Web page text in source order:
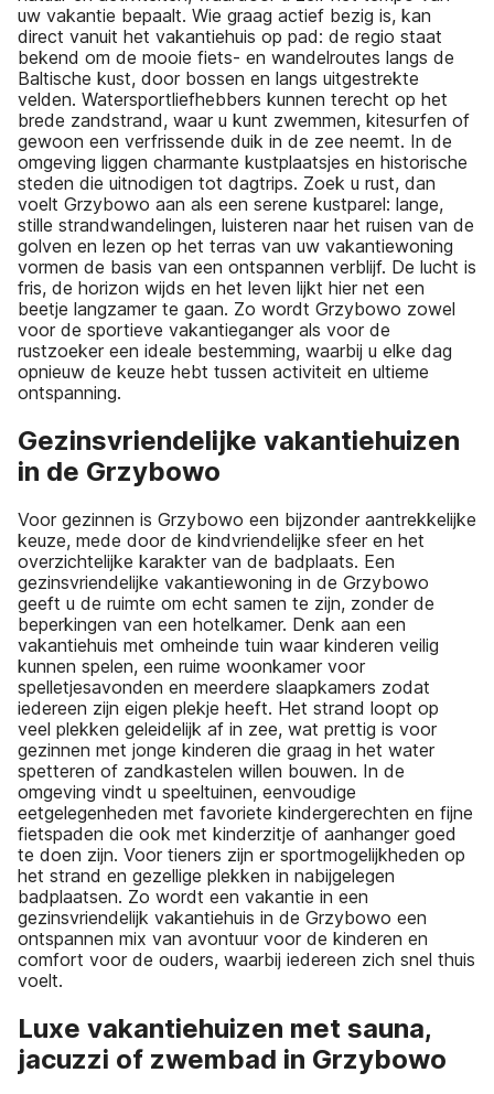
uw vakantie bepaalt. Wie graag actief bezig is, kan
direct vanuit het vakantiehuis op pad: de regio staat
bekend om de mooie fiets- en wandelroutes langs de
Baltische kust, door bossen en langs uitgestrekte
velden. Watersportliefhebbers kunnen terecht op het
brede zandstrand, waar u kunt zwemmen, kitesurfen of
gewoon een verfrissende duik in de zee neemt. In de
omgeving liggen charmante kustplaatsjes en historische
steden die uitnodigen tot dagtrips. Zoek u rust, dan
voelt Grzybowo aan als een serene kustparel: lange,
stille strandwandelingen, luisteren naar het ruisen van de
golven en lezen op het terras van uw vakantiewoning
vormen de basis van een ontspannen verblijf. De lucht is
fris, de horizon wijds en het leven lijkt hier net een
beetje langzamer te gaan. Zo wordt Grzybowo zowel
voor de sportieve vakantieganger als voor de
rustzoeker een ideale bestemming, waarbij u elke dag
opnieuw de keuze hebt tussen activiteit en ultieme
ontspanning.
Gezinsvriendelijke vakantiehuizen
in de Grzybowo
Voor gezinnen is Grzybowo een bijzonder aantrekkelijke
keuze, mede door de kindvriendelijke sfeer en het
overzichtelijke karakter van de badplaats. Een
gezinsvriendelijke vakantiewoning in de Grzybowo
geeft u de ruimte om echt samen te zijn, zonder de
beperkingen van een hotelkamer. Denk aan een
vakantiehuis met omheinde tuin waar kinderen veilig
kunnen spelen, een ruime woonkamer voor
spelletjesavonden en meerdere slaapkamers zodat
iedereen zijn eigen plekje heeft. Het strand loopt op
veel plekken geleidelijk af in zee, wat prettig is voor
gezinnen met jonge kinderen die graag in het water
spetteren of zandkastelen willen bouwen. In de
omgeving vindt u speeltuinen, eenvoudige
eetgelegenheden met favoriete kindergerechten en fijne
fietspaden die ook met kinderzitje of aanhanger goed
te doen zijn. Voor tieners zijn er sportmogelijkheden op
het strand en gezellige plekken in nabijgelegen
badplaatsen. Zo wordt een vakantie in een
gezinsvriendelijk vakantiehuis in de Grzybowo een
ontspannen mix van avontuur voor de kinderen en
comfort voor de ouders, waarbij iedereen zich snel thuis
voelt.
Luxe vakantiehuizen met sauna,
jacuzzi of zwembad in Grzybowo